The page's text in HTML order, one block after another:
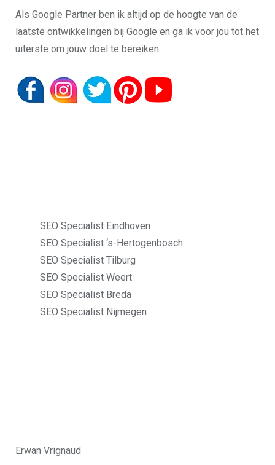
Als Google Partner ben ik altijd op de hoogte van de
laatste ontwikkelingen bij Google en ga ik voor jou tot het
uiterste om jouw doel te bereiken.
SEO Specialist Eindhoven
SEO Specialist ‘s-Hertogenbosch
SEO Specialist Tilburg
SEO Specialist Weert
SEO Specialist Breda
SEO Specialist Nijmegen
Erwan Vrignaud